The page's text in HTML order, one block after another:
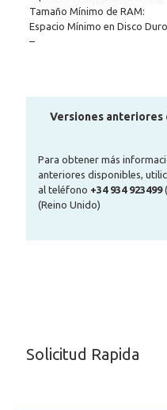
Tamaño Mínimo de RAM:
Espacio Mínimo en Disco
–
Versiones anteriores
Para obtener más
anteriores disponibles,
al teléfono +34 934 923499
(Reino Unido)
Solicitud Rapida